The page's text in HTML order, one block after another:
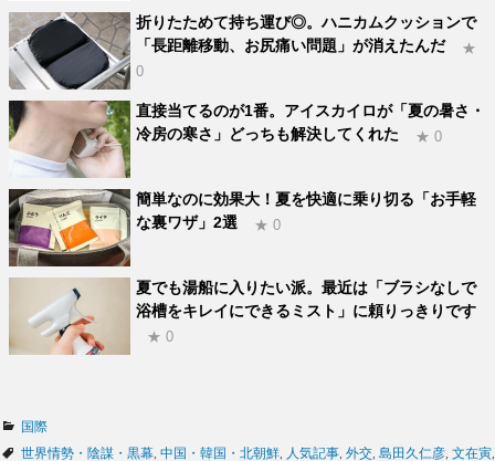
折りたためて持ち運び◎。ハニカムクッションで
「長距離移動、お尻痛い問題」が消えたんだ
★
0
直接当てるのが1番。アイスカイロが「夏の暑さ・
冷房の寒さ」どっちも解決してくれた
★ 0
簡単なのに効果大！夏を快適に乗り切る「お手軽
な裏ワザ」2選
★ 0
夏でも湯船に入りたい派。最近は「ブラシなしで
浴槽をキレイにできるミスト」に頼りっきりです
★ 0
カ
テ
国際
タ
世界情勢・陰謀・黒幕 中国・韓国・北朝鮮 人気記事 外交 島田久仁彦 文在寅